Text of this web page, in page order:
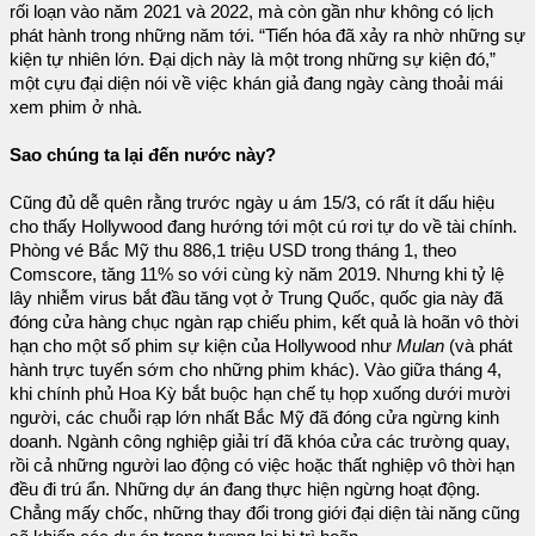
rối loạn vào năm 2021 và 2022, mà còn gần như không có lịch
phát hành trong những năm tới. “Tiến hóa đã xảy ra nhờ những sự
kiện tự nhiên lớn. Đại dịch này là một trong những sự kiện đó,”
một cựu đại diện nói về việc khán giả đang ngày càng thoải mái
xem phim ở nhà.
Sao chúng ta lại đến nước này?
Cũng đủ dễ quên rằng trước ngày u ám 15/3, có rất ít dấu hiệu
cho thấy Hollywood đang hướng tới một cú rơi tự do về tài chính.
Phòng vé Bắc Mỹ thu 886,1 triệu USD trong tháng 1, theo
Comscore, tăng 11% so với cùng kỳ năm 2019. Nhưng khi tỷ lệ
lây nhiễm virus bắt đầu tăng vọt ở Trung Quốc, quốc gia này đã
đóng cửa hàng chục ngàn rạp chiếu phim, kết quả là hoãn vô thời
hạn cho một số phim sự kiện của Hollywood như Mulan (và phát
hành trực tuyến sớm cho những phim khác). Vào giữa tháng 4,
khi chính phủ Hoa Kỳ bắt buộc hạn chế tụ họp xuống dưới mười
người, các chuỗi rạp lớn nhất Bắc Mỹ đã đóng cửa ngừng kinh
doanh. Ngành công nghiệp giải trí đã khóa cửa các trường quay,
rồi cả những người lao động có việc hoặc thất nghiệp vô thời hạn
đều đi trú ẩn. Những dự án đang thực hiện ngừng hoạt động.
Chẳng mấy chốc, những thay đổi trong giới đại diện tài năng cũng